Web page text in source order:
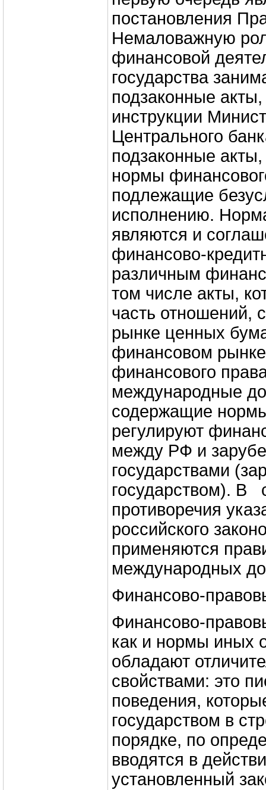
постановления
Немаловажную
финансовой
государства
подзаконные
инструкции
Центрального
подзаконные
нормы
подлежащие
исполнению.
являются и
финансово-
различным
том числе акты,
часть отношений,
рынке ценных
финансовом
финансового
международные
содержащие
регулируют
между РФ и
государствами
государством). В
противоречия
российского
применяются
международных
Финансово-
Финансово-
как и нормы иных
обладают
свойствами: это
поведения,
государством в
порядке, по
вводятся в
установленный